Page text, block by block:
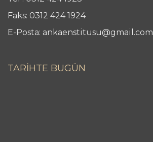
Faks: 0312 424 1924
E-Posta: ankaenstitusu@gmail.com
TARİHTE BUGÜN